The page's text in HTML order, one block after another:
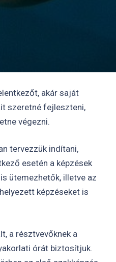
akár saját
szeretné fejleszteni,
végezni.
tervezzük indítani,
esetén a képzések
ütemezhetők, illetve az
képzéseket is
a résztvevőknek a
órát biztosítjuk.